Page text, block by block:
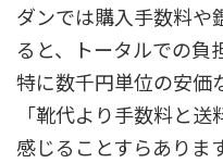
ダンでは購入手数料や
ると、トータルでの負
特に数千円単位の安価
「靴代より手数料と
感じることすらありま